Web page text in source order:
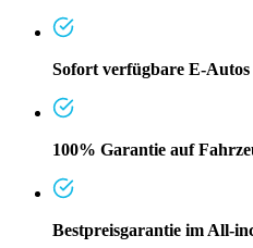
Sofort verfügbare E-Autos
100% Garantie auf
Bestpreisgarantie im All-